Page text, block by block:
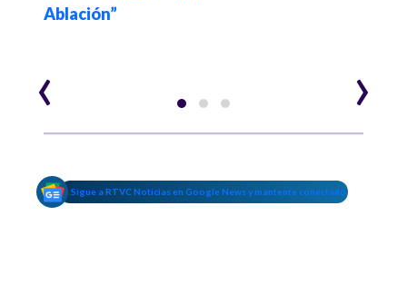
Ablación”
‹ ›
Sigue a RTVC Noticias en Google News y mantente conectado